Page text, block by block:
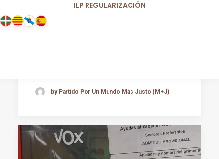
ILP REGULARIZACIÓN
by Partido Por Un Mundo Más Justo (M+J)